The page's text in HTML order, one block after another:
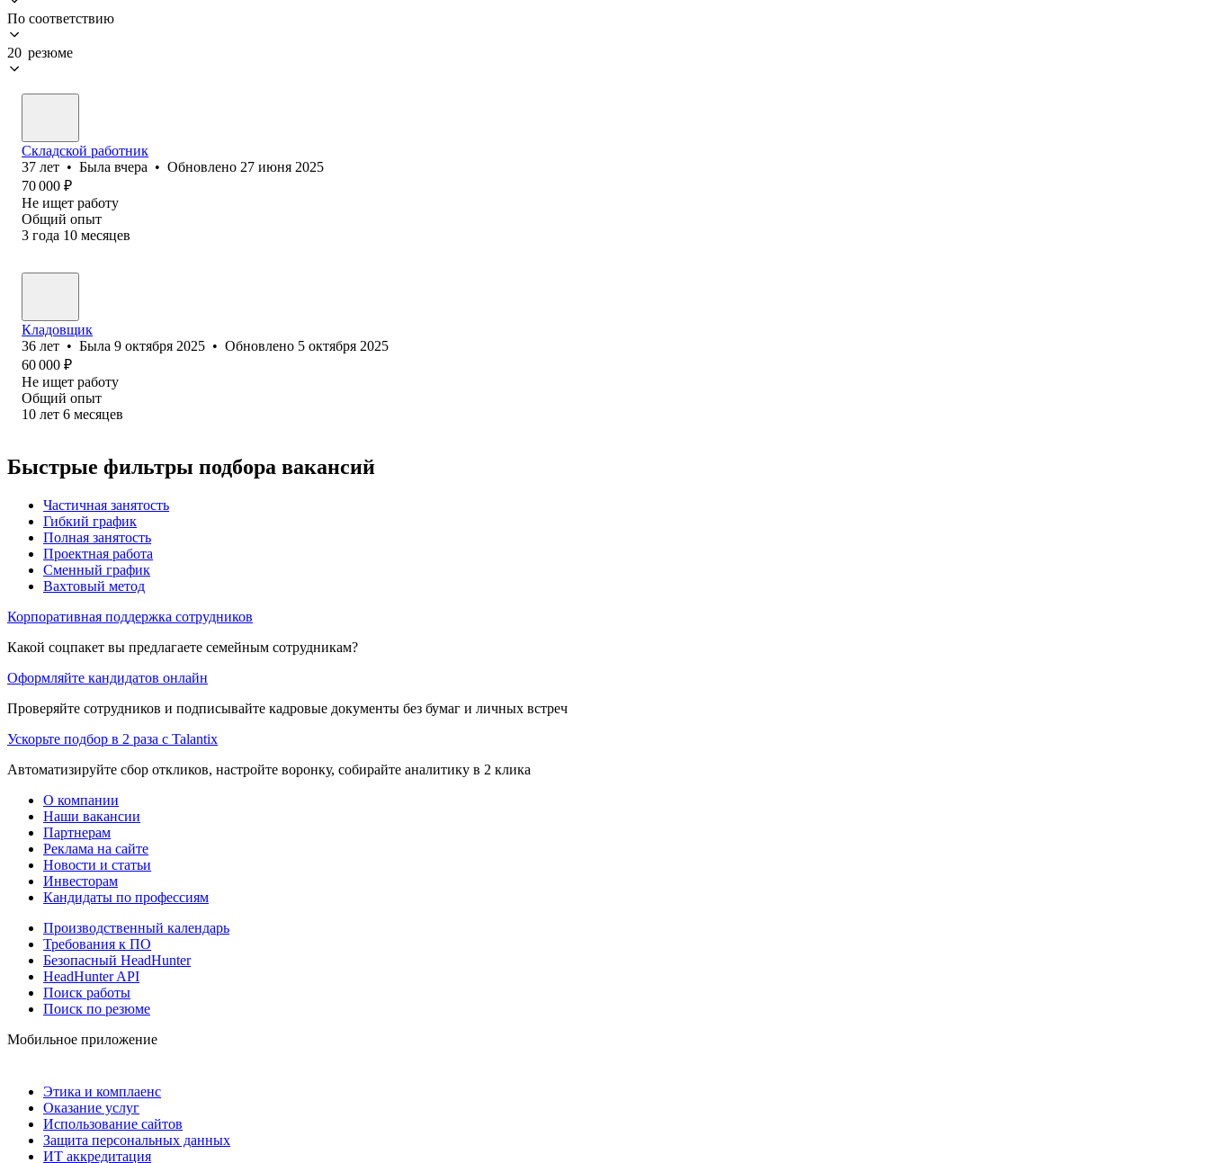
По соответствию
20 резюме
Складской работник
37 лет • Была вчера • Обновлено 27 июня 2025
70 000 ₽
Не ищет работу
Общий опыт
3 года 10 месяцев
Кладовщик
36 лет • Была 9 октября 2025 • Обновлено 5 октября 2025
60 000 ₽
Не ищет работу
Общий опыт
10 лет 6 месяцев
Быстрые фильтры подбора вакансий
Частичная занятость
Гибкий график
Полная занятость
Проектная работа
Сменный график
Вахтовый метод
Корпоративная поддержка сотрудников
Какой соцпакет вы предлагаете семейным сотрудникам?
Оформляйте кандидатов онлайн
Проверяйте сотрудников и подписывайте кадровые документы без бумаг и личных встреч
Ускорьте подбор в 2 раза с Talantix
Автоматизируйте сбор откликов, настройте воронку, собирайте аналитику в 2 клика
О компании
Наши вакансии
Партнерам
Реклама на сайте
Новости и статьи
Инвесторам
Кандидаты по профессиям
Производственный календарь
Требования к ПО
Безопасный HeadHunter
HeadHunter API
Поиск работы
Поиск по резюме
Мобильное приложение
Этика и комплаенс
Оказание услуг
Использование сайтов
Защита персональных данных
ИТ аккредитация